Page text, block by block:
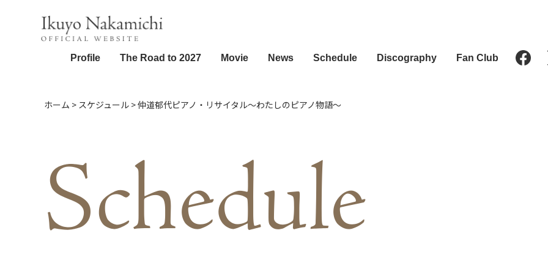
Profile The Road to 2027 Movie News Schedule Discography Fan Club
ホーム > スケジュール >仲道郁代ピアノ・リサイタル～わたしのピアノ物語～